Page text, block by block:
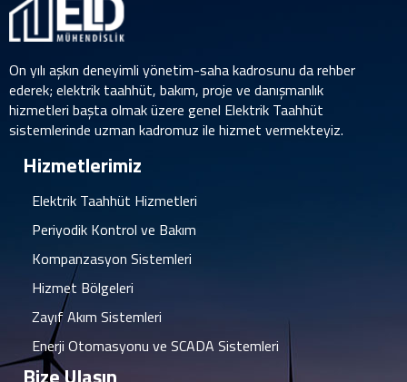
On yılı aşkın deneyimli yönetim-saha kadrosunu da rehber
ederek; elektrik taahhüt, bakım, proje ve danışmanlık
hizmetleri başta olmak üzere genel Elektrik Taahhüt
sistemlerinde uzman kadromuz ile hizmet vermekteyiz.
Hizmetlerimiz
Elektrik Taahhüt Hizmetleri
Periyodik Kontrol ve Bakım
Kompanzasyon Sistemleri
Hizmet Bölgeleri
Zayıf Akım Sistemleri
Enerji Otomasyonu ve SCADA Sistemleri